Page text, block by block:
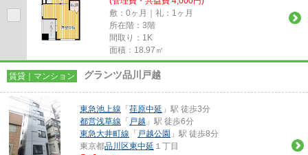
敷：0ヶ月｜礼：1ヶ月
所在階：3階
間取り：1K
面積：18.97㎡
賃貸｜マンション グランツ品川戸越
東急池上線 「 荏原中延 」駅 徒歩3分
都営浅草線 「 戸越 」駅 徒歩6分
東急大井町線 「 戸越公園 」駅 徒歩8分
東京都品川区東中延 １丁目